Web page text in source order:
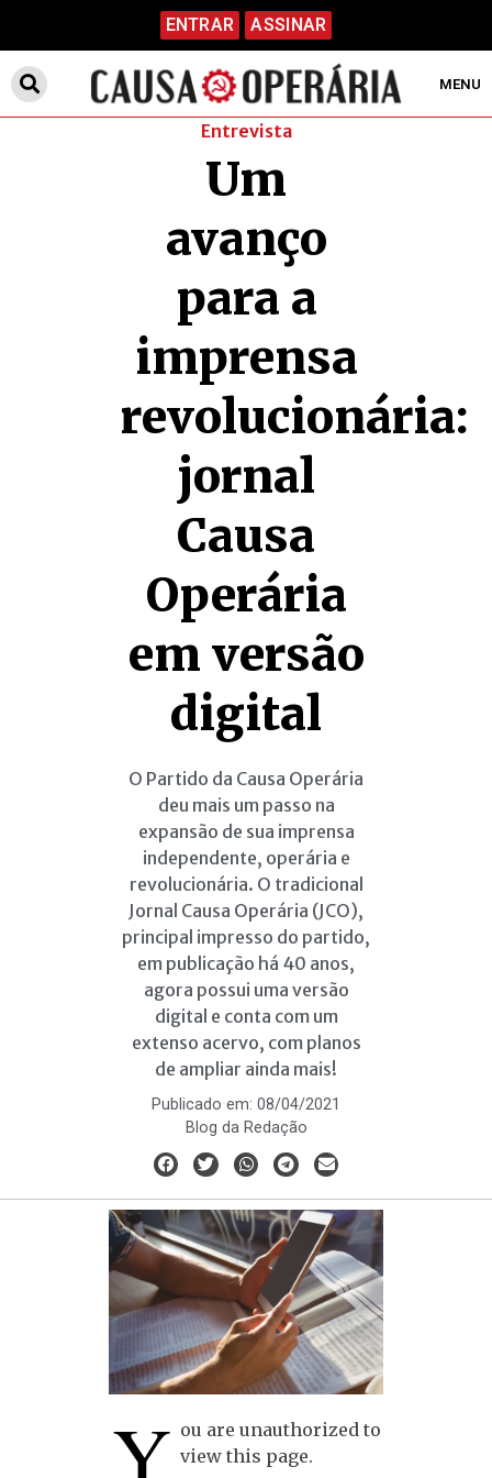
ENTRAR ASSINAR
MENU
Entrevista
Um
avanço
para a
imprensa
revolucionária:
jornal
Causa
Operária
em versão
digital
O Partido da Causa Operária
deu mais um passo na
expansão de sua imprensa
independente, operária e
revolucionária. O tradicional
Jornal Causa Operária (JCO),
principal impresso do partido,
em publicação há 40 anos,
agora possui uma versão
digital e conta com um
extenso acervo, com planos
de ampliar ainda mais!
Publicado em: 08/04/2021
Blog da Redação
Y ou are unauthorized to
view this page.